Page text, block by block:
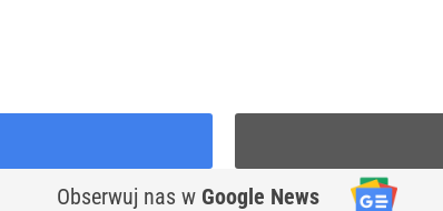
Obserwuj nas w Google News